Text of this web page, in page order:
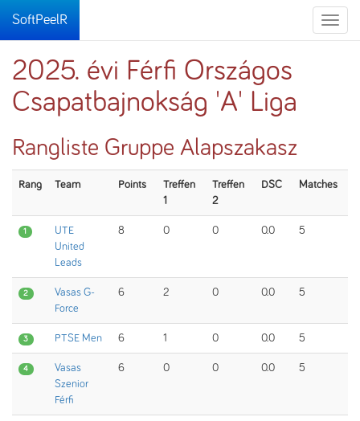
Toggle
SoftPeelR
2025. évi Férfi Országos
Csapatbajnokság 'A' Liga
Rangliste Gruppe Alapszakasz
Rang Team Points
Treffen
1
Treffen
2
DSC Matches
1
UTE
United
Leads
8 0 0 0.0 5
2
Vasas G-
Force
6 2 0 0.0 5
3 PTSE Men 6 1 0 0.0 5
4
Vasas
Szenior
Férfi
6 0 0 0.0 5